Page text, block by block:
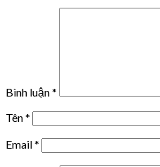
Bình luận*
Tên*
Email*